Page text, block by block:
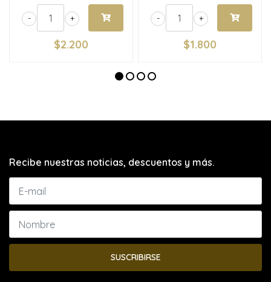
+
-
$2.200
+
-
$1.800
Recibe nuestras noticias, descuentos y más.
SUSCRIBIRSE